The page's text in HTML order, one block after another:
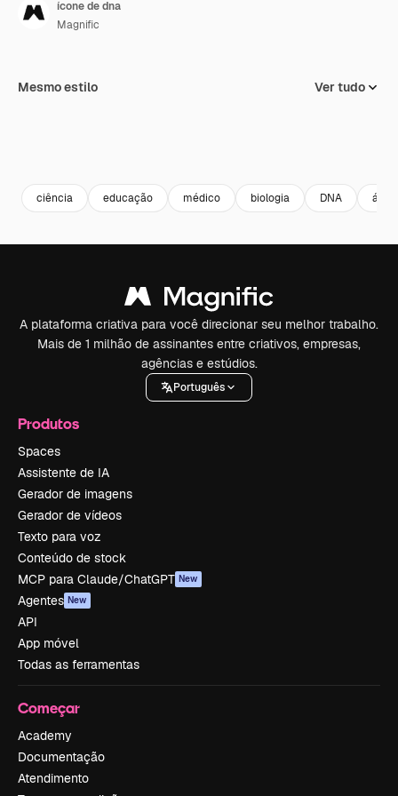
ícone de dna
Magnific
Mesmo estilo Ver tudo
ciência educação médico biologia DNA
A plataforma criativa para você direcionar seu melhor trabalho.
Mais de 1 milhão de assinantes entre criativos, empresas,
agências e estúdios.
Português
Produtos
Spaces
Assistente de IA
Gerador de imagens
Gerador de vídeos
Texto para voz
Conteúdo de stock
MCP para Claude/ChatGPT New
Agentes New
API
App móvel
Todas as ferramentas
Começar
Academy
Documentação
Atendimento